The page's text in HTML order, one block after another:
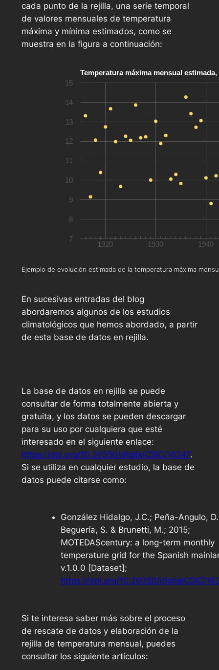
cada punto de la rejilla, una serie temporal
de valores mensuales de temperatura
máxima y mínima estimados, como se
muestra en la figura a continuación:
Temperatura máxima mensual
1920 1930 1940
7
8
9
10
11
12
13
14
15
Ejemplo de evolución estimada de la temperatura máxima
En sucesivas entradas del blog
abordaremos algunos de los estudios
climatológicos que hemos abordado, a partir
de esta base de datos en rejilla.
La base de datos en rejilla se puede
consultar de forma totalmente abierta y
gratuita, y los datos se pueden descargar
para su uso por cualquiera que esté
interesado en el siguiente enlace:
https://doi.org/10.20350/digitalCSIC/16247.
Si se utiliza en cualquier estudio, la base de
datos puede citarse como:
González Hidalgo, J.C.; Peña-Angulo,
Beguería, S. & Brunetti, M.; 2015;
MOTEDAScentury: a long-term monthly
temperature grid for the Spanish
v.1.0.0 [Dataset];
https://doi.org/10.20350/digitalCSIC/
Si te interesa saber más sobre el proceso
de rescate de datos y elaboración de la
rejilla de temperatura mensual, puedes
consultar los siguiente artículos: